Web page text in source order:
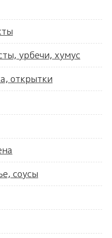
урбечи, хумус
открытки
соусы